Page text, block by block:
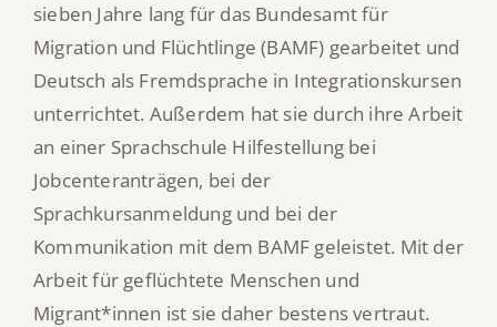
sieben Jahre lang für das Bundesamt für
Migration und Flüchtlinge (BAMF) gearbeitet und
Deutsch als Fremdsprache in Integrationskursen
unterrichtet. Außerdem hat sie durch ihre Arbeit
an einer Sprachschule Hilfestellung bei
Jobcenteranträgen, bei der
Sprachkursanmeldung und bei der
Kommunikation mit dem BAMF geleistet. Mit der
Arbeit für geflüchtete Menschen und
Migrant*innen ist sie daher bestens vertraut.